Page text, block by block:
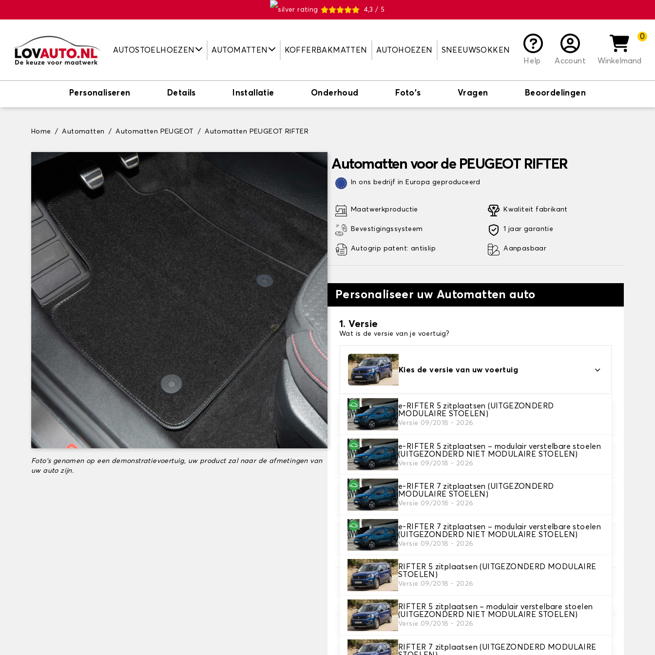
4,3 / 5
AUTOSTOELHOEZEN AUTOMATTEN KOFFERBAKMATTEN AUTOHOEZEN
SNEEUWSOKKEN
Help
Account
0
Winkelmand
Personaliseren Details Installatie Onderhoud Foto's Vragen Beoordelingen
Home Automatten Automatten PEUGEOT Automatten PEUGEOT RIFTER
Foto's genomen op een demonstratievoertuig, uw product zal naar de afmetingen van
uw auto zijn.
Automatten voor de PEUGEOT RIFTER
In ons bedrijf in Europa geproduceerd
Maatwerkproductie
Bevestigingssysteem
Autogrip patent: antislip
Kwaliteit fabrikant
1 jaar garantie
Aanpasbaar
Personaliseer uw Automatten auto
1. Versie
Wat is de versie van je voertuig?
Kies de versie van uw voertuig
e-RIFTER 5 zitplaatsen (UITGEZONDERD
MODULAIRE STOELEN)
Versie 09/2018 - 2026
e-RIFTER 5 zitplaatsen – modulair verstelbare stoelen
(UITGEZONDERD NIET MODULAIRE STOELEN)
Versie 09/2018 - 2026
e-RIFTER 7 zitplaatsen (UITGEZONDERD
MODULAIRE STOELEN)
Versie 09/2018 - 2026
e-RIFTER 7 zitplaatsen – modulair verstelbare stoelen
(UITGEZONDERD NIET MODULAIRE STOELEN)
Versie 09/2018 - 2026
RIFTER 5 zitplaatsen (UITGEZONDERD MODULAIRE
STOELEN)
Versie 09/2018 - 2026
RIFTER 5 zitplaatsen – modulair verstelbare stoelen
(UITGEZONDERD NIET MODULAIRE STOELEN)
Versie 09/2018 - 2026
RIFTER 7 zitplaatsen (UITGEZONDERD MODULAIRE
2. Materiaal
Kies het materiaal van uw automatten
3. Aantal matten
Selecteer het aantal automatten dat je nodig hebt.
4. Tapijt kleuren
Kies de kleur van je tapijt ..
5. Materiaal riem
Kies het materiaal voor de riem.
6. Kleur koord
7. Autogrip antislip®
Voeg onze gepatenteerde antislipbevestiging toe voor een optimale grip